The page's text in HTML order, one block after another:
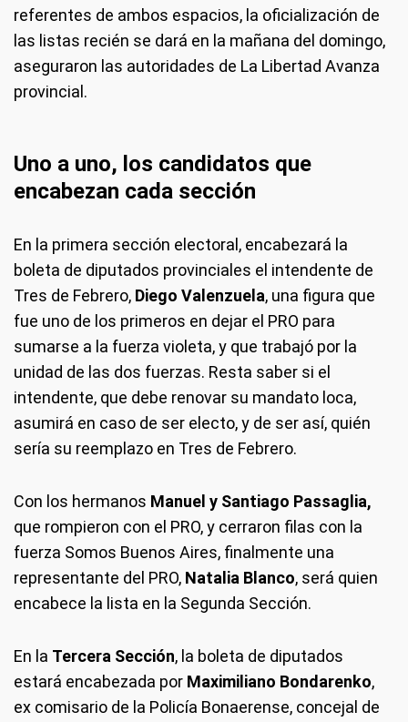
referentes de ambos espacios, la oficialización de
las listas recién se dará en la mañana del domingo,
aseguraron las autoridades de La Libertad Avanza
provincial.
Uno a uno, los candidatos que
encabezan cada sección
En la primera sección electoral, encabezará la
boleta de diputados provinciales el intendente de
Tres de Febrero, Diego Valenzuela, una figura que
fue uno de los primeros en dejar el PRO para
sumarse a la fuerza violeta, y que trabajó por la
unidad de las dos fuerzas. Resta saber si el
intendente, que debe renovar su mandato loca,
asumirá en caso de ser electo, y de ser así, quién
sería su reemplazo en Tres de Febrero.
Con los hermanos Manuel y Santiago Passaglia,
que rompieron con el PRO, y cerraron filas con la
fuerza Somos Buenos Aires, finalmente una
representante del PRO, Natalia Blanco, será quien
encabece la lista en la Segunda Sección.
En la Tercera Sección, la boleta de diputados
estará encabezada por Maximiliano Bondarenko,
ex comisario de la Policía Bonaerense, concejal de